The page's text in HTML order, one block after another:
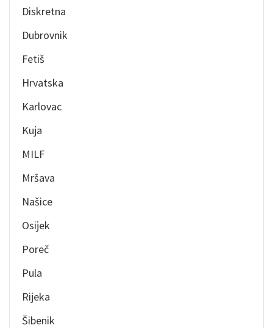
Diskretna
Dubrovnik
Fetiš
Hrvatska
Karlovac
Kuja
MILF
Mršava
Našice
Osijek
Poreč
Pula
Rijeka
Šibenik